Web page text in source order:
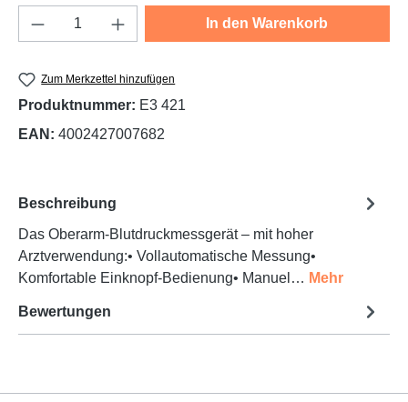
Produkt Anzahl: Gib den gewünschten
In den Warenkorb
Zum Merkzettel hinzufügen
Produktnummer: E3 421
EAN: 4002427007682
Beschreibung
Das Oberarm-Blutdruckmessgerät – mit hoher
Arztverwendung:• Vollautomatische Messung•
Komfortable Einknopf-Bedienung• Manuel… Mehr
Bewertungen